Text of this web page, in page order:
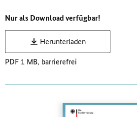
Nur als Download verfügbar!
Herunterladen
PDF 1 MB, barrierefrei